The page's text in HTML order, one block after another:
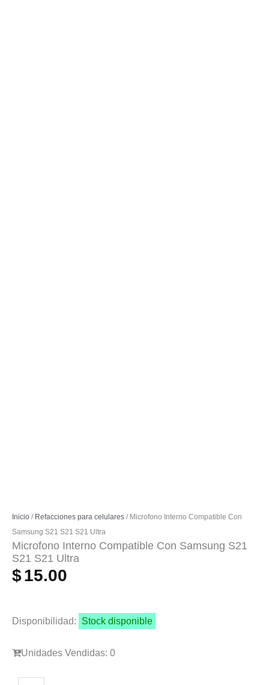
Inicio / Refacciones para celulares / Microfono Interno Compatible Con
Samsung S21 S21 S21 Ultra
Microfono Interno Compatible Con Samsung S21
S21 S21 Ultra
$15.00
Disponibilidad: Stock disponible
Unidades Vendidas: 0